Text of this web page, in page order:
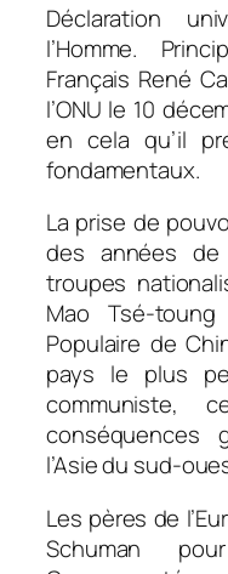
Déclaration
l’Homme.
Français René
l’ONU le 10
en cela qu’il
fondamentaux.
La prise de
des années
troupes
Mao Tsé-
Populaire de
pays le plus
communiste,
conséquences
l’Asie du sud-
Les pères de
Schuman